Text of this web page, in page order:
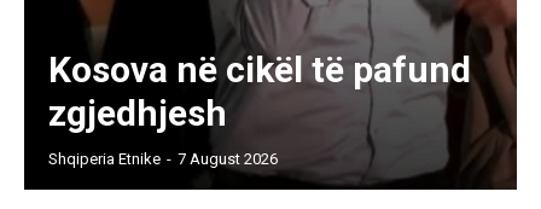
Kosova në cikël të pafund
zgjedhjesh
Shqiperia Etnike - 7 August 2026